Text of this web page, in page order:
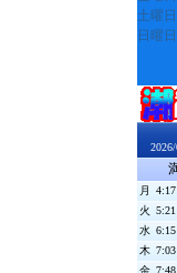
土曜日
日曜日